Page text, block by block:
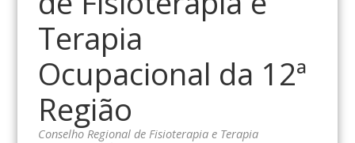
Terapia
Ocupacional da 12ª
Região
Conselho Regional de Fisioterapia e Terapia